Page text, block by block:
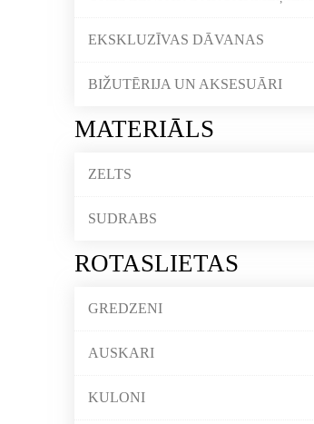
EKSKLUZĪVAS DĀVANAS
BIŽUTĒRIJA UN AKSESUĀRI
MATERIĀLS
ZELTS
SUDRABS
ROTASLIETAS
GREDZENI
AUSKARI
KULONI